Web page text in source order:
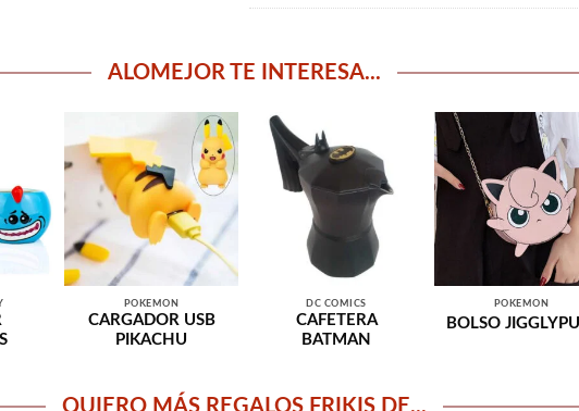
ALOMEJOR TE INTERESA...
POKEMON
CARGADOR USB
PIKACHU
DC COMICS
CAFETERA
BATMAN
POKEMON
BOLSO
QUIERO MÁS REGALOS FRIKIS DE...